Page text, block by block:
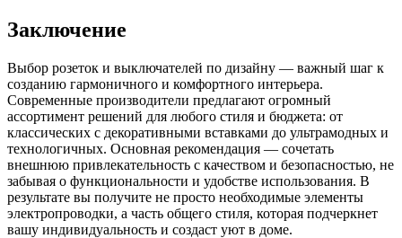
Заключение
Выбор розеток и выключателей по дизайну — важный шаг к
созданию гармоничного и комфортного интерьера.
Современные производители предлагают огромный
ассортимент решений для любого стиля и бюджета: от
классических с декоративными вставками до ультрамодных и
технологичных. Основная рекомендация — сочетать
внешнюю привлекательность с качеством и безопасностью, не
забывая о функциональности и удобстве использования. В
результате вы получите не просто необходимые элементы
электропроводки, а часть общего стиля, которая подчеркнет
вашу индивидуальность и создаст уют в доме.